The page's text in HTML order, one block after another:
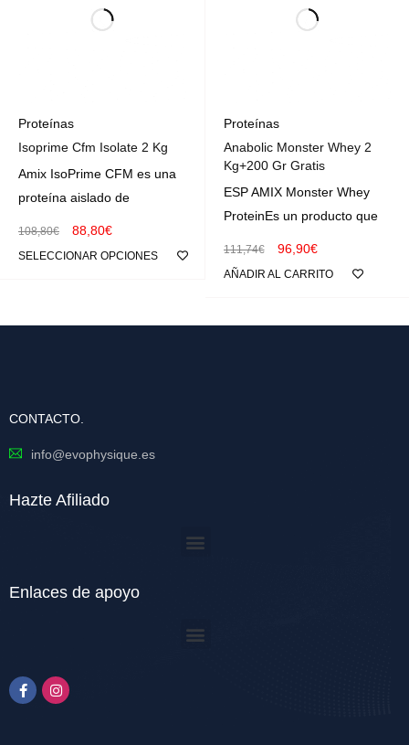
Proteínas
Isoprime Cfm Isolate 2 Kg
Amix IsoPrime CFM es una
proteína aislado de
108,80€ 88,80€
SELECCIONAR OPCIONES
Proteínas
Anabolic Monster Whey 2
Kg+200 Gr Gratis
ESP AMIX Monster Whey
ProteinEs un producto que
111,74€ 96,90€
AÑADIR AL CARRITO
CONTACTO.
info@evophysique.es
Hazte Afiliado
Enlaces de apoyo